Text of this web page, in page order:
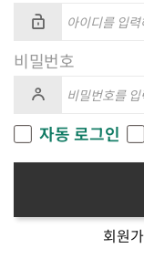
비밀번호
자동 로그인
회원